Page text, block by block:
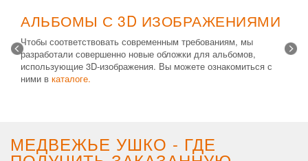
АЛЬБОМЫ С 3D ИЗОБРАЖЕНИЯМИ
Чтобы соответствовать современным требованиям, мы
разработали совершенно новые обложки для альбомов,
использующие 3D-изображения. Вы можете ознакомиться с
ними в каталоге.
МЕДВЕЖЬЕ УШКО - ГДЕ